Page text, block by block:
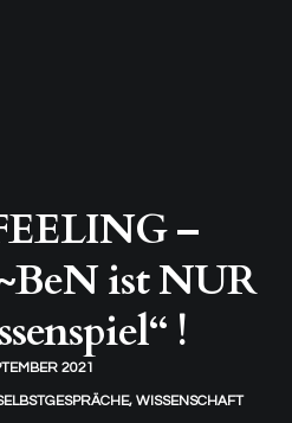
–
ist NUR
!
2021
, WISSENSCHAFT